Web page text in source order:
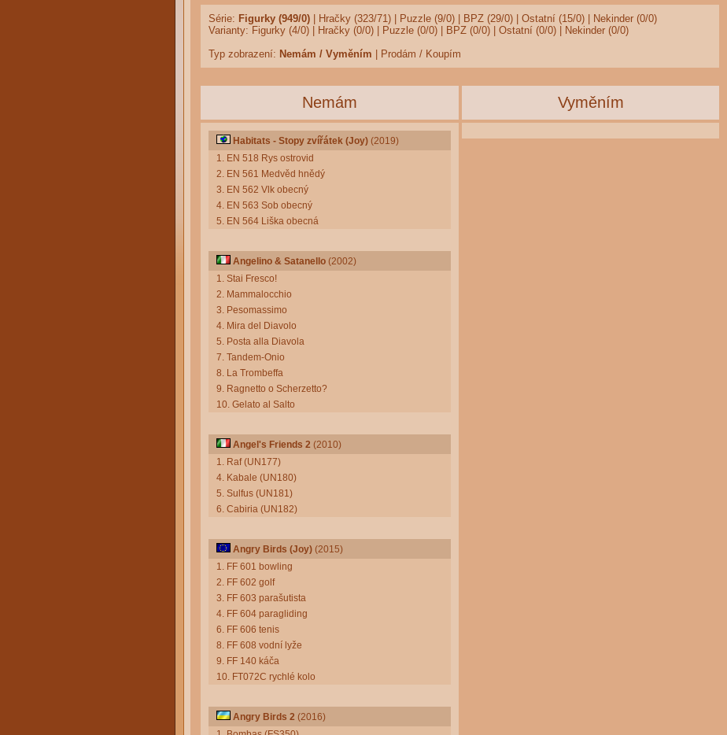
Série: Figurky (949/0) Hračky (323/71) Puzzle (9/0) BPZ (29/0) Ostatní (15/0)
Nekinder (0/0)
Varianty: Figurky (4/0) Hračky (0/0) Puzzle (0/0) BPZ (0/0) Ostatní (0/0)
Nekinder (0/0)
Typ zobrazení: Nemám / Vyměním Prodám / Koupím
Nemám Vyměním
Habitats - Stopy zvířátek (Joy) (2019)
1. EN 518 Rys ostrovid
2. EN 561 Medvěd hnědý
3. EN 562 Vlk obecný
4. EN 563 Sob obecný
5. EN 564 Liška obecná
Angelino & Satanello (2002)
1. Stai Fresco!
2. Mammalocchio
3. Pesomassimo
4. Mira del Diavolo
5. Posta alla Diavola
7. Tandem-Onio
8. La Trombeffa
9. Ragnetto o Scherzetto?
10. Gelato al Salto
Angel's Friends 2 (2010)
1. Raf (UN177)
4. Kabale (UN180)
5. Sulfus (UN181)
6. Cabiria (UN182)
Angry Birds (Joy) (2015)
1. FF 601 bowling
2. FF 602 golf
3. FF 603 parašutista
4. FF 604 paragliding
6. FF 606 tenis
8. FF 608 vodní lyže
9. FF 140 káča
10. FT072C rychlé kolo
Angry Birds 2 (2016)